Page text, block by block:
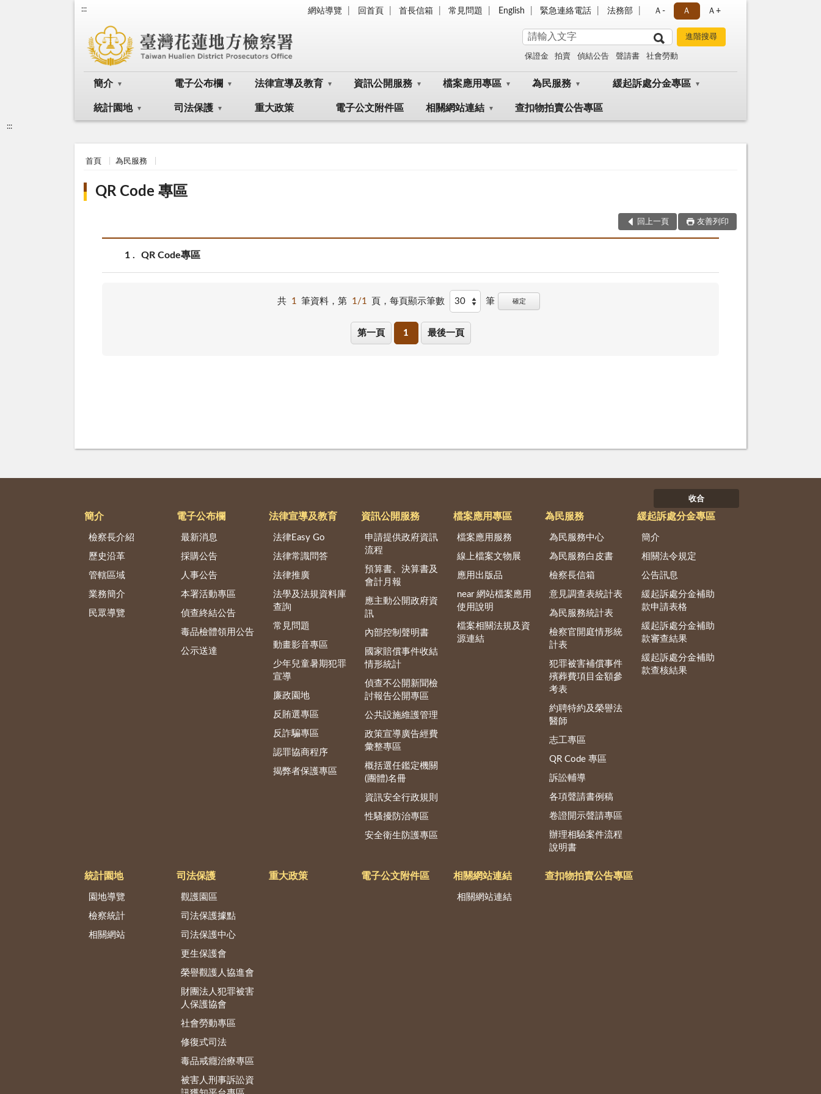
::: 網站導覽 回首頁 首長信箱 常見問題 English 緊急連絡電話 法務部 Ａ- Ａ Ａ+
保證金 拍賣 偵結公告 聲請書 社會勞動
簡介 電子公布欄 法律宣導及教育 資訊公開服務 檔案應用專區 為民服務 緩起訴處分金專區
統計園地 司法保護 重大政策 電子公文附件區 相關網站連結 查扣物拍賣公告專區
:::
首頁 為民服務
QR Code 專區
回上一頁 友善列印
1 QR Code專區
共 1 筆資料，第 1/1 頁，每頁顯示筆數 筆 確定
第一頁 1 最後一頁
收合
簡介
檢察長介紹
歷史沿革
管轄區域
業務簡介
民眾導覽
電子公布欄
最新消息
採購公告
人事公告
本署活動專區
偵查終結公告
毒品檢體領用公告
公示送達
法律宣導及教育
法律Easy Go
法律常識問答
法律推廣
法學及法規資料庫
查詢
常見問題
動畫影音專區
少年兒童暑期犯罪
宣導
廉政園地
反賄選專區
反詐騙專區
認罪協商程序
揭弊者保護專區
資訊公開服務
申請提供政府資訊
流程
預算書、決算書及
會計月報
應主動公開政府資
訊
內部控制聲明書
國家賠償事件收結
情形統計
偵查不公開新聞檢
討報告公開專區
公共設施維護管理
政策宣導廣告經費
彙整專區
概括選任鑑定機關
(團體)名冊
資訊安全行政規則
性騷擾防治專區
安全衛生防護專區
檔案應用專區
檔案應用服務
線上檔案文物展
應用出版品
near 網站檔案應用
使用說明
檔案相關法規及資
源連結
為民服務
為民服務中心
為民服務白皮書
檢察長信箱
意見調查表統計表
為民服務統計表
檢察官開庭情形統
計表
犯罪被害補償事件
殯葬費項目金額參
考表
約聘特約及榮譽法
醫師
志工專區
QR Code 專區
訴訟輔導
各項聲請書例稿
卷證開示聲請專區
辦理相驗案件流程
說明書
緩起訴處分金專區
簡介
相關法令規定
公告訊息
緩起訴處分金補助
款申請表格
緩起訴處分金補助
款審查結果
緩起訴處分金補助
款查核結果
統計園地
園地導覽
檢察統計
相關網站
司法保護
觀護園區
司法保護據點
司法保護中心
更生保護會
榮譽觀護人協進會
財團法人犯罪被害
人保護協會
社會勞動專區
修復式司法
毒品戒癮治療專區
被害人刑事訴訟資
重大政策 電子公文附件區 相關網站連結
相關網站連結
查扣物拍賣公告專區